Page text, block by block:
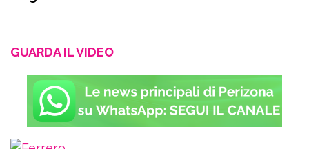
GUARDA IL VIDEO